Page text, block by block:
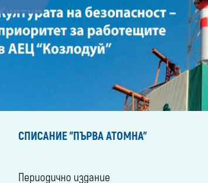
СПИСАНИЕ "ПЪРВА АТОМНА"
Периодично издание